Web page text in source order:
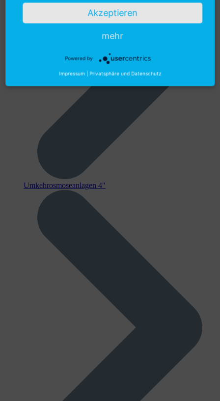
Umkehrosmoseanlagen 4"
Akzeptieren
mehr
Powered by
Impressum Privatsphäre und Datenschutz